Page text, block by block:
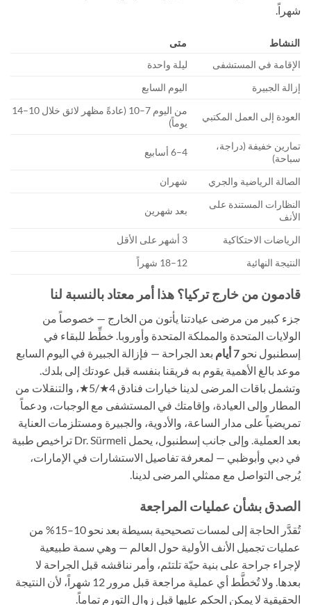
شهراً.
النشاط
متى
الإقامة في المستشفى
ليلة واحدة
إزالة الجبيرة
اليوم السابع
العودة إلى العمل المكتبي
من اليوم 7–10 (عادةً مظهر لائق خلال 10–14
يوماً)
تمارين خفيفة (دراجة،
سباحة)
4–6 أسابيع
الصالة الرياضية والجري
شهران
النظارات المستندة على
الأنف
بعد شهرين
الرياضات الاحتكاكية
3 أشهر على الأقل
النتيجة النهائية
12–18 شهراً
قادمون من خارج تركيا؟ هذا أمر معتاد بالنسبة لنا
جزء كبير من مرضى عيادتنا يأتون من الخارج — خصوصاً من
الولايات المتحدة والمملكة المتحدة وأوروبا. خطِّط للبقاء في
إسطنبول نحو 7 أيام
بعد الجراحة — فإزالة الجبيرة في اليوم السابع
موعد بالغ الأهمية يقوم به فريقنا بنفسه قبل عودتك إلى بلدك.
وتشمل باقات المرضى لدينا خيارات فنادق 4★/5★، والتنقلات من
المطار وإلى العيادة، وإقامتك في المستشفى مع الوجبات، ودعماً
تمريضياً على مدار الساعة، والأدوية، والجبيرة ومستلزمات العناية
بعد العملية. وإلى جانب إسطنبول، يحمل Dr. Sürmeli تراخيص طبية
في دبي وأبوظبي — لمعرفة تفاصيل الاستشارات في الإمارات،
يُرجى التواصل مع ممثلي المرضى لدينا.
الصدق بشأن عمليات المراجعة
تُقدَّر الحاجة إلى لمسات تصحيحية بسيطة بعد نحو 10–15% من
عمليات تجميل الأنف الأولية حول العالم — وهي سمة طبيعية
لإجراء جراحة على بنية حيّة تلتئم، وأمر نناقشه قبل الجراحة لا
بعدها. ولا تُخطَّط أي عملية مراجعة قبل مرور 12 شهراً، لأن النتيجة
الحقيقية لا يمكن الحكم عليها قبل زوال التورم تماماً.